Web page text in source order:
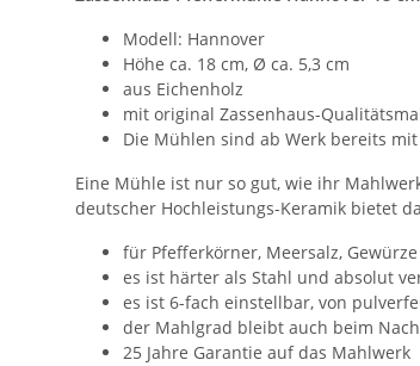
Modell: Hannover
Höhe ca. 18 cm, Ø ca. 5,3 cm
aus Eichenholz
mit original Zassenhaus-
Die Mühlen sind ab Werk bereits
Eine Mühle ist nur so gut, wie ihr
deutscher Hochleistungs-Keramik bietet
für Pfefferkörner, Meersalz,
es ist härter als Stahl und absolut
es ist 6-fach einstellbar, von
der Mahlgrad bleibt auch beim
25 Jahre Garantie auf das Mahlwerk